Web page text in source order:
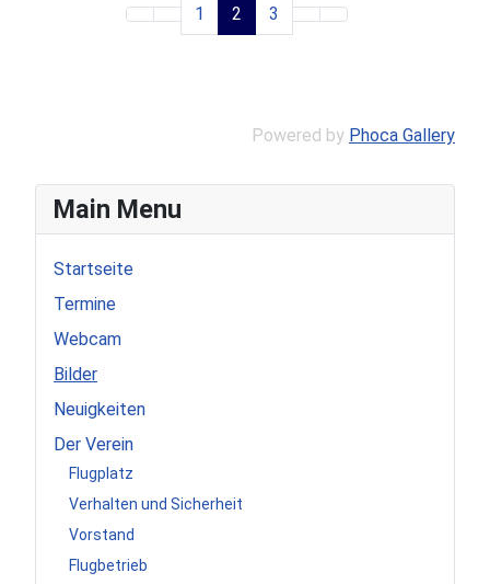
Main Menu
Startseite
Termine
Webcam
Bilder
Neuigkeiten
Der Verein
Flugplatz
Verhalten und Sicherheit
Vorstand
Flugbetrieb
1 2 3
Powered by Phoca Gallery